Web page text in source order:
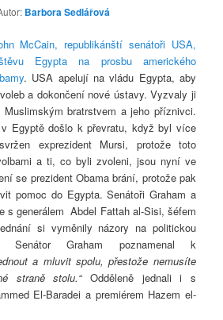
Barbora Sedlářová
McCain, republikánští senátoři USA,
Egypta na prosbu amerického
. USA apelují na vládu Egypta, aby
a dokončení nové ústavy. Vyzvaly ji
bratrstvem a jeho příznivci.
Egyptě došlo k převratu, když byl více
exprezident Mursi, protože toto
a ti, co byli zvoleni, jsou nyní ve
se prezident Obama brání, protože pak
pomoc do Egypta. Senátoři Graham a
s generálem Abdel Fattah al-Sisi, šéfem
si vyměnily názory na politickou
Graham poznamenal k
a mluvit spolu, přestože nemusíte
straně stolu.“ Odděleně jednali i s
El-Baradei a premiérem Hazem el-